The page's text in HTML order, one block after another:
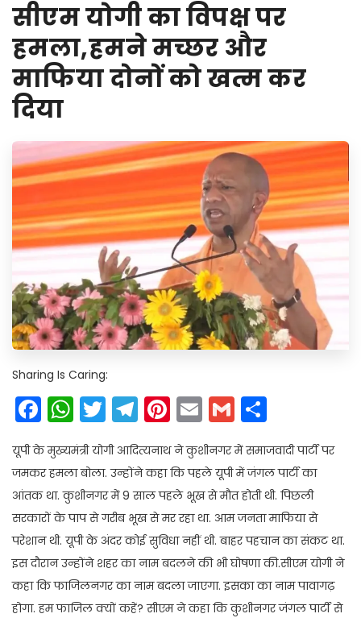
सीएम योगी का विपक्ष पर
हमला,हमने मच्छर और
माफिया दोनों को खत्म कर
दिया
Sharing Is Caring:
Facebook
WhatsApp
Twitter
Telegram
Pinterest
EmailGmail
यूपी के मुख्यमंत्री योगी आदित्यनाथ ने कुशीनगर में समाजवादी पार्टी पर
जमकर हमला बोला. उन्होंने कहा कि पहले यूपी में जंगल पार्टी का
आंतक था. कुशीनगर में 9 साल पहले भूख से मौत होती थी. पिछली
सरकारों के पाप से गरीब भूख से मर रहा था. आम जनता माफिया से
परेशान थी. यूपी के अंदर कोई सुविधा नहीं थी. बाहर पहचान का संकट था.
इस दौरान उन्होंने शहर का नाम बदलने की भी घोषणा की.सीएम योगी ने
कहा कि फाजिलनगर का नाम बदला जाएगा. इसका का नाम पावागढ़
होगा. हम फाजिल क्यों कहें? सीएम ने कहा कि कुशीनगर जंगल पार्टी से